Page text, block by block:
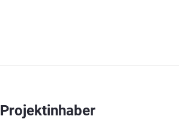
Projektinhaber